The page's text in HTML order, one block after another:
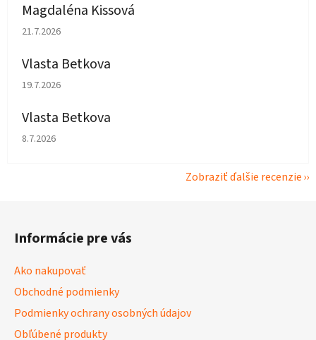
Magdaléna Kissová
Hodnotenie obchodu je 5 z 5 hviezdičiek.
21.7.2026
Vlasta Betkova
Hodnotenie obchodu je 5 z 5 hviezdičiek.
19.7.2026
Vlasta Betkova
Hodnotenie obchodu je 4 z 5 hviezdičiek.
8.7.2026
Zobraziť ďalšie recenzie
Informácie pre vás
Ako nakupovať
Obchodné podmienky
Podmienky ochrany osobných údajov
Obľúbené produkty